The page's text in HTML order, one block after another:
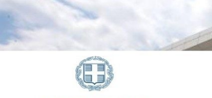
Skip to content